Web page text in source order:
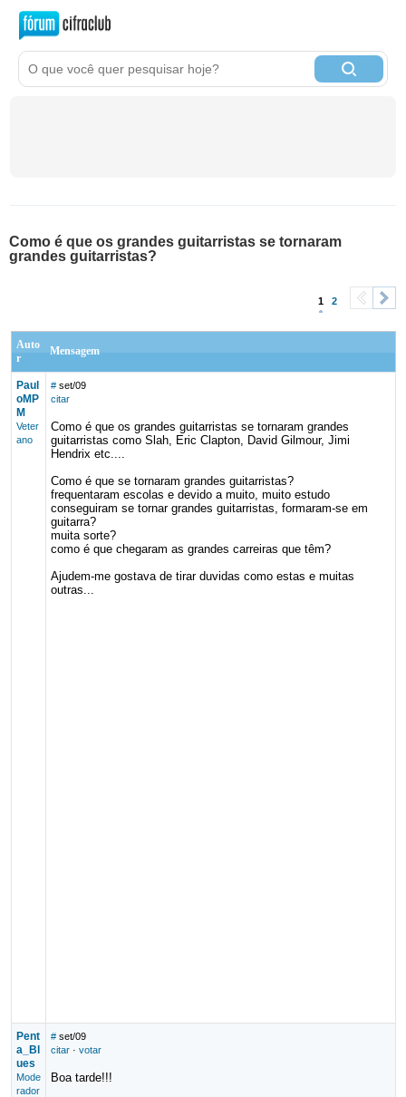
Como é que os grandes guitarristas se tornaram
grandes guitarristas?
1 2
Auto
r
Mensagem
Paul
oMP
M
Veter
ano
# set/09
citar
Como é que os grandes guitarristas se tornaram grandes
guitarristas como Slah, Eric Clapton, David Gilmour, Jimi
Hendrix etc....
Como é que se tornaram grandes guitarristas?
frequentaram escolas e devido a muito, muito estudo
conseguiram se tornar grandes guitarristas, formaram-se em
guitarra?
muita sorte?
como é que chegaram as grandes carreiras que têm?
Ajudem-me gostava de tirar duvidas como estas e muitas
outras...
Pent
a_Bl
ues
Mode
rador
# set/09
citar· votar
Boa tarde!!!